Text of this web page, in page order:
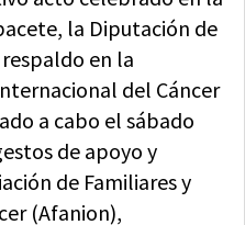
la Diputación de
en la
del Cáncer
a cabo el sábado
de apoyo y
de Familiares y
(Afanion),